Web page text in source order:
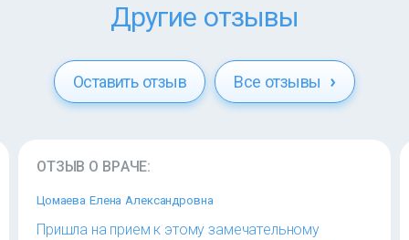
Другие отзывы
Оставить отзыв Все отзывы
ОТЗЫВ О ВРАЧЕ:
Цомаева Елена Александровна
Пришла на прием к этому замечательному